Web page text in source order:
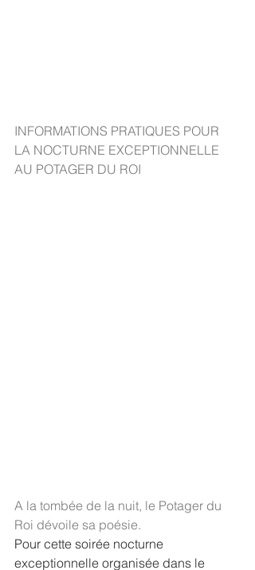
INFORMATIONS PRATIQUES POUR
LA NOCTURNE EXCEPTIONNELLE
AU POTAGER DU ROI
A la tombée de la nuit, le Potager du
Roi dévoile sa poésie.
Pour cette soirée nocturne
exceptionnelle organisée dans le